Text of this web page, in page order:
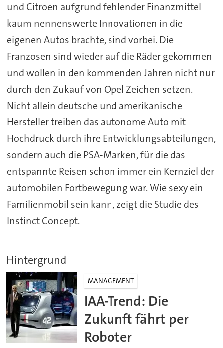
und Citroen aufgrund fehlender Finanzmittel
kaum nennenswerte Innovationen in die
eigenen Autos brachte, sind vorbei. Die
Franzosen sind wieder auf die Räder gekommen
und wollen in den kommenden Jahren nicht nur
durch den Zukauf von Opel Zeichen setzen.
Nicht allein deutsche und amerikanische
Hersteller treiben das autonome Auto mit
Hochdruck durch ihre Entwicklungsabteilungen,
sondern auch die PSA-Marken, für die das
entspannte Reisen schon immer ein Kernziel der
automobilen Fortbewegung war. Wie sexy ein
Familienmobil sein kann, zeigt die Studie des
Instinct Concept.
Hintergrund
MANAGEMENT
IAA-Trend: Die
Zukunft fährt per
Roboter